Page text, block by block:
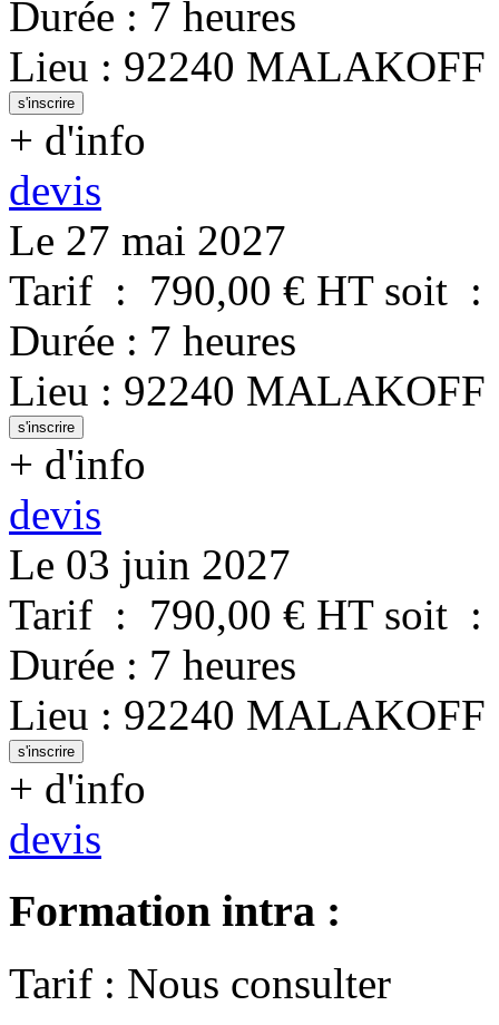
Durée : 7 heures
Lieu : 92240 MALAKOFF
s'inscrire
+ d'info
devis
Le 27 mai 2027
Tarif : 790,00 € HT soit :
Durée : 7 heures
Lieu : 92240 MALAKOFF
s'inscrire
+ d'info
devis
Le 03 juin 2027
Tarif : 790,00 € HT soit :
Durée : 7 heures
Lieu : 92240 MALAKOFF
s'inscrire
+ d'info
devis
Formation intra :
Tarif : Nous consulter